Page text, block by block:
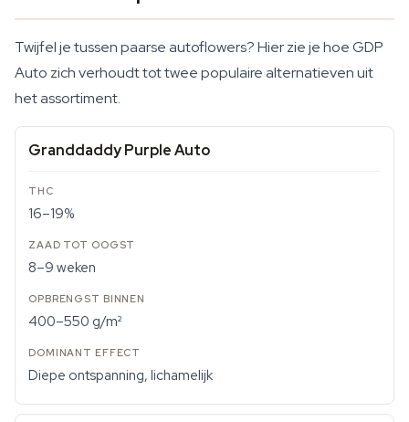
Twijfel je tussen paarse autoflowers? Hier zie je hoe GDP
Auto zich verhoudt tot twee populaire alternatieven uit
het assortiment.
Granddaddy Purple Auto
16–19%
8–9 weken
400–550 g/m²
Diepe ontspanning, lichamelijk